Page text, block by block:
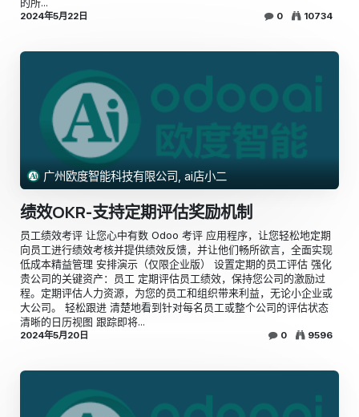
2024年5月22日 0 10734
广州欧度智能科技有限公司, ai店小二
绩效OKR-支持定期评估奖励机制
员工绩效考评 让您心中有数 Odoo 考评 应用程序，让您轻松地定期
向员工进行绩效考核并提供绩效反馈，并让他们畅所欲言，全面实现
低成本精益管理 安排演示（仅限企业版） 设置定期的员工评估 强化
贵公司的关键资产：员工 定期评估员工绩效，保持您公司的激励过
程。定期评估人力资源，为您的员工和组织带来利益，无论小企业或
大公司。 轻松跟进 清楚地看到针对每名员工或整个公司的评估状态
清晰的日历视图 跟踪即将...
2024年5月20日 0 9596